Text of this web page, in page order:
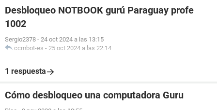
Desbloqueo NOTBOOK gurú Paraguay profe
1002
Sergio2378 - 24 oct 2024 a las 13:15
ccmbot-es - 25 oct 2024 a las 22:14
1 respuesta
Cómo desbloqueo una computadora Guru